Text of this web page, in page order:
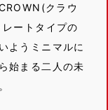
クラウ
ートタイプの
ようミニマルに
始まる二人の未